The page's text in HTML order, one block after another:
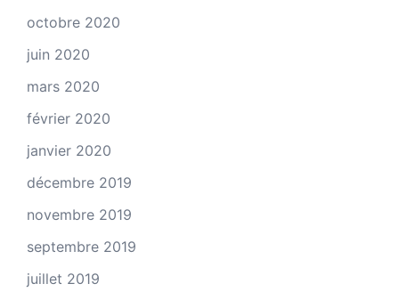
octobre 2020
juin 2020
mars 2020
février 2020
janvier 2020
décembre 2019
novembre 2019
septembre 2019
juillet 2019